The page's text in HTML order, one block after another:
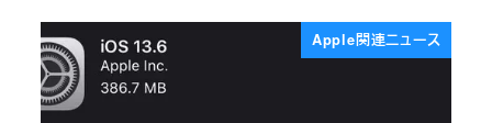
Apple関連ニュース